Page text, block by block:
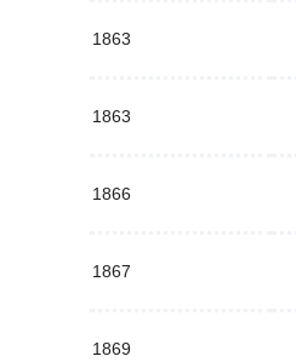
1863
1863
1866
1867
1869